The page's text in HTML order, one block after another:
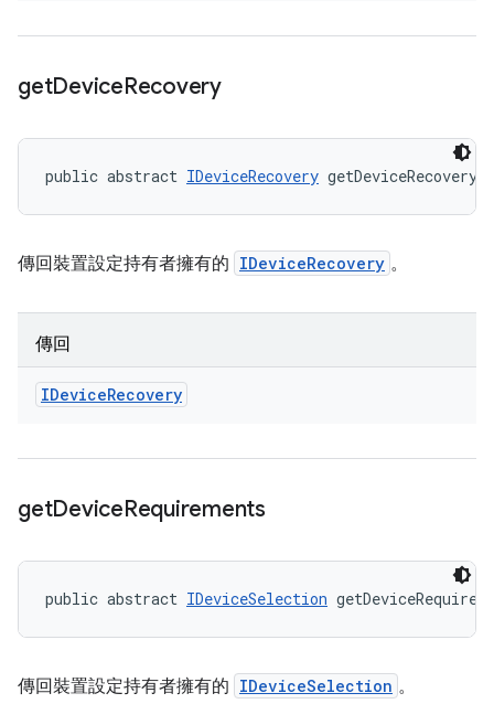
getDeviceRecovery
public abstract IDeviceRecovery getDeviceRecovery
傳回裝置設定持有者擁有的 IDeviceRecovery 。
傳回
IDeviceRecovery
getDeviceRequirements
public abstract IDeviceSelection
傳回裝置設定持有者擁有的 IDeviceSelection 。